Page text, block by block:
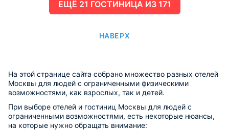
ЕЩË 21 ГОСТИНИЦА ИЗ 171
НАВЕРХ
На этой странице сайта собрано множество разных отелей
Москвы для людей с ограниченными физическими
возможностями, как взрослых, так и детей.
При выборе отелей и гостиниц Москвы для людей с
ограниченными возможностями, есть некоторые нюансы,
на которые нужно обращать внимание: